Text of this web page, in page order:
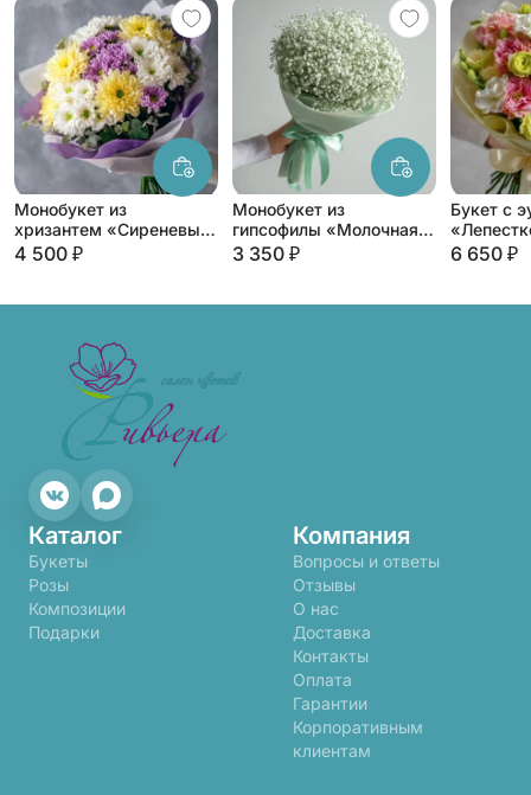
Монобукет из
хризантем «Сиреневый
рассвет»
4 500 ₽
Монобукет из
гипсофилы «Молочная
вуаль»
3 350 ₽
Букет с
6 650 ₽
Каталог
Букеты
Розы
Композиции
Подарки
Компания
Вопросы и ответы
Отзывы
О нас
Доставка
Контакты
Оплата
Гарантии
Корпоративным
клиентам